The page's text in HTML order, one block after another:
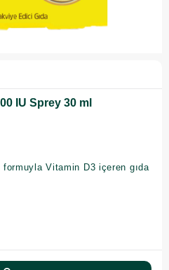
IU Sprey 30 ml
Vitamin D3 içeren gıda